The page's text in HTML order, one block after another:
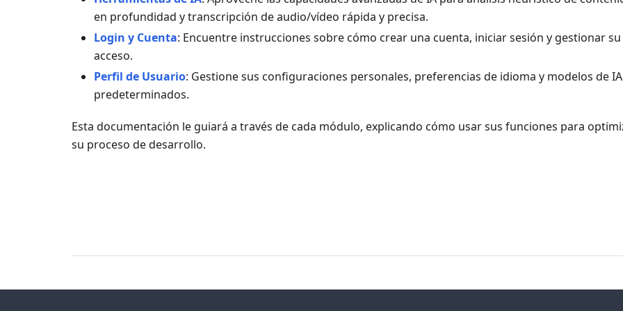
en profundidad y transcripción de audio/vídeo rápida y precisa.
Login y Cuenta: Encuentre instrucciones sobre cómo crear una cuenta, iniciar sesión y gestionar su
acceso.
Perfil de Usuario: Gestione sus configuraciones personales, preferencias de idioma y modelos de IA
predeterminados.
Esta documentación le guiará a través de cada módulo, explicando cómo usar sus funciones para
su proceso de desarrollo.